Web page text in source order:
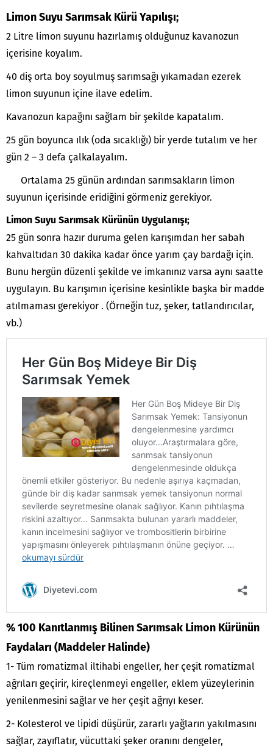
Limon Suyu Sarımsak Kürü Yapılışı;
2 Litre limon suyunu hazırlamış olduğunuz kavanozun
içerisine koyalım.
40 diş orta boy soyulmuş sarımsağı yıkamadan ezerek
limon suyunun içine ilave edelim.
Kavanozun kapağını sağlam bir şekilde kapatalım.
25 gün boyunca ılık (oda sıcaklığı) bir yerde tutalım ve her
gün 2 – 3 defa çalkalayalım.
Ortalama 25 günün ardından sarımsakların limon
suyunun içerisinde eridiğini görmeniz gerekiyor.
Limon Suyu Sarımsak Kürünün Uygulanışı;
25 gün sonra hazır duruma gelen karışımdan her sabah
kahvaltıdan 30 dakika kadar önce yarım çay bardağı için.
Bunu hergün düzenli şekilde ve imkanınız varsa aynı saatte
uygulayın. Bu karışımın içerisine kesinlikle başka bir madde
atılmaması gerekiyor . (Örneğin tuz, şeker, tatlandırıcılar,
vb.)
% 100 Kanıtlanmış Bilinen Sarımsak Limon Kürünün
Faydaları (Maddeler Halinde)
1- Tüm romatizmal iltihabi engeller, her çeşit romatizmal
ağrıları geçirir, kireçlenmeyi engeller, eklem yüzeylerinin
yenilenmesini sağlar ve her çeşit ağrıyı keser.
2- Kolesterol ve lipidi düşürür, zararlı yağların yakılmasını
sağlar, zayıflatır, vücuttaki şeker oranını dengeler,